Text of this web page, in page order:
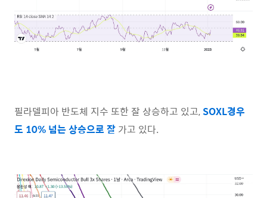
필라델피아 반도체 지수 또한 잘 상승하고 있고,SOXL경우
도 10% 넘는 상승으로 잘 가고 있다.